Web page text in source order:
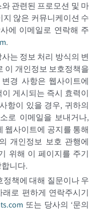
관련된 프로모션 및 마
않은 커뮤니케이션 수
에 이메일로 연락해 주
.
사는 정보 처리 방식의 변
이 개인정보 보호정책을
경 사항은 웹사이트에
게시되는 즉시 효력이
항이 있을 경우, 귀하의
로 이메일을 보내거나,
웹사이트에 공지를 통해
개인정보 보호 관행에
위해 이 페이지를 주기
니다.
정책에 대해 질문이나 우
로 편하게 연락주시기
또는 당사의 ‘문의